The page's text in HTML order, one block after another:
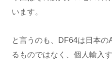
います。
と言うのも、DF64は日本の
るものではなく、個人輸入